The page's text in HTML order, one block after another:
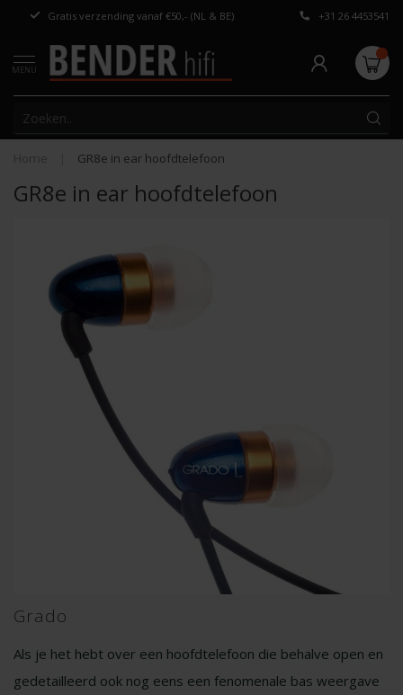
Gratis verzending vanaf €50,- (NL & BE) Persoonlijk
+31 26 4453541
MENU
Home GR8e in ear hoofdtelefoon
GR8e in ear hoofdtelefoon
Grado
Als je het hebt over een hoofdtelefoon die behalve open en
gedetailleerd ook nog eens een fenomenale bas weergave